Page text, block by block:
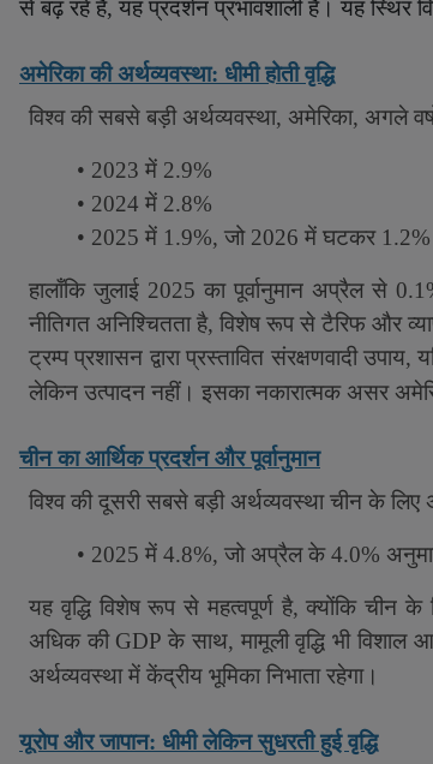
से बढ़ रहे हैं, यह प्रदर्शन प्रभावशाली है। यह स्थिर
अमेरिका की अर्थव्यवस्था: धीमी होती वृद्धि
विश्व की सबसे बड़ी अर्थव्यवस्था, अमेरिका, अगले
• 2023 में 2.9%
• 2024 में 2.8%
• 2025 में 1.9%, जो 2026 में घटकर 1.2%
हालाँकि जुलाई 2025 का पूर्वानुमान अप्रैल से
नीतिगत अनिश्चितता है, विशेष रूप से टैरिफ और
ट्रम्प प्रशासन द्वारा प्रस्तावित संरक्षणवादी उपाय,
लेकिन उत्पादन नहीं। इसका नकारात्मक असर
चीन का आर्थिक प्रदर्शन और पूर्वानुमान
विश्व की दूसरी सबसे बड़ी अर्थव्यवस्था चीन के लिए
• 2025 में 4.8%, जो अप्रैल के4.0%
यह वृद्धि विशेष रूप से महत्वपूर्ण है,क्योंकि चीन के
अधिक की GDPके साथ, मामूली वृद्धि भी
अर्थव्यवस्था में केंद्रीय भूमिका निभाता रहेगा।
यूरोप और जापान: धीमी लेकिन सुधरती हुई वृद्धि